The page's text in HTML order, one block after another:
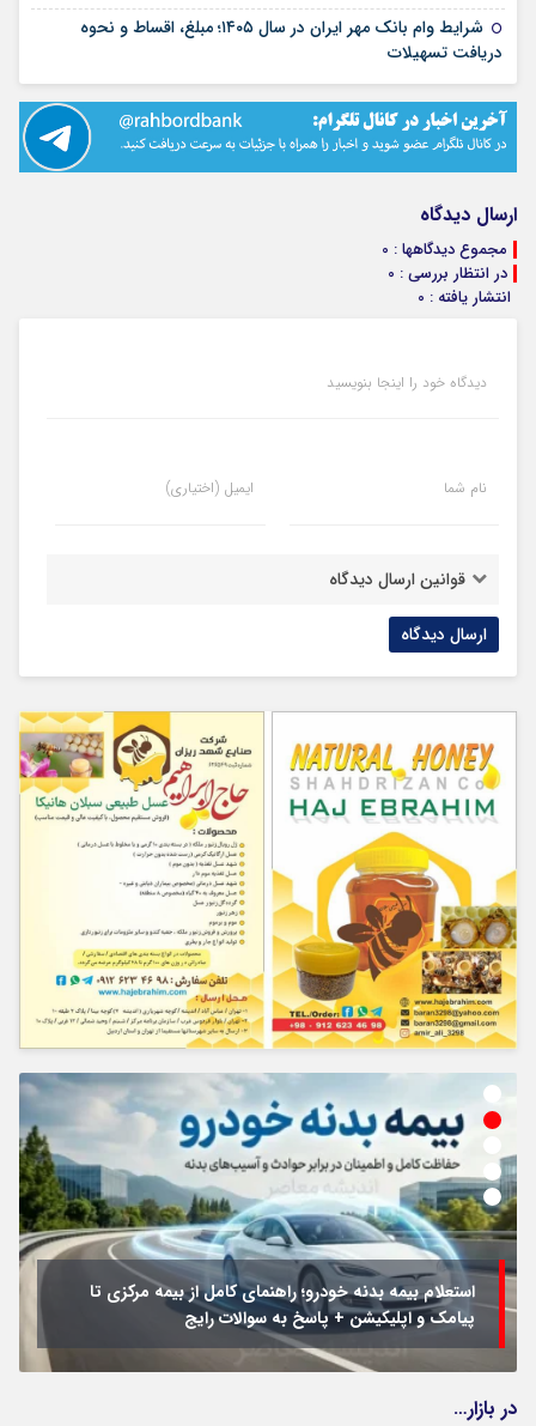
شرایط وام بانک مهر ایران در سال ۱۴۰۵؛ مبلغ، اقساط و نحوه
دریافت تسهیلات
ارسال دیدگاه
مجموع دیدگاهها : 0
در انتظار بررسی : 0
انتشار یافته : 0
دیدگاه خود را اینجا بنویسید
نام شما ایمیل (اختیاری)
قوانین ارسال دیدگاه
استعلام بیمه بدنه خودرو؛ راهنمای کامل از بیمه مرکزی تا
پیامک و اپلیکیشن + پاسخ به سوالات رایج
در بازار…